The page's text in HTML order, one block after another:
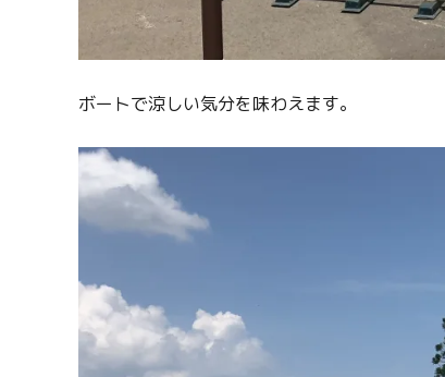
ボートで涼しい気分を味わえます。